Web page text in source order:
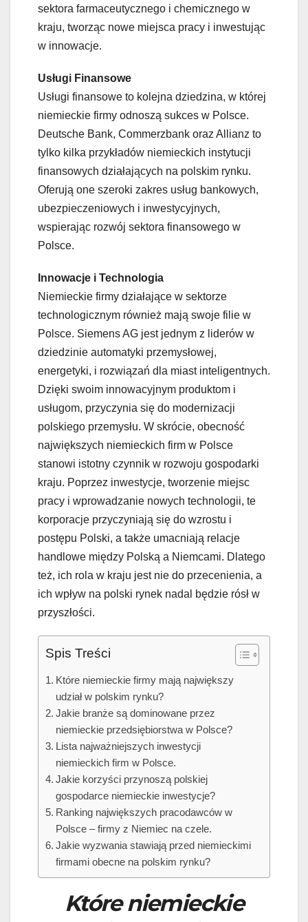
sektora farmaceutycznego i chemicznego w
kraju, tworząc nowe miejsca pracy i inwestując
w innowacje.
Usługi Finansowe
Usługi finansowe to kolejna dziedzina, w której
niemieckie firmy odnoszą sukces w Polsce.
Deutsche Bank, Commerzbank oraz Allianz to
tylko kilka przykładów niemieckich instytucji
finansowych działających na polskim rynku.
Oferują one szeroki zakres usług bankowych,
ubezpieczeniowych i inwestycyjnych,
wspierając rozwój sektora finansowego w
Polsce.
Innowacje i Technologia
Niemieckie firmy działające w sektorze
technologicznym również mają swoje filie w
Polsce. Siemens AG jest jednym z liderów w
dziedzinie automatyki przemysłowej,
energetyki, i rozwiązań dla miast inteligentnych.
Dzięki swoim innowacyjnym produktom i
usługom, przyczynia się do modernizacji
polskiego przemysłu. W skrócie, obecność
największych niemieckich firm w Polsce
stanowi istotny czynnik w rozwoju gospodarki
kraju. Poprzez inwestycje, tworzenie miejsc
pracy i wprowadzanie nowych technologii, te
korporacje przyczyniają się do wzrostu i
postępu Polski, a także umacniają relacje
handlowe między Polską a Niemcami. Dlatego
też, ich rola w kraju jest nie do przecenienia, a
ich wpływ na polski rynek nadal będzie rósł w
przyszłości.
Spis Treści
Które niemieckie firmy mają największy
udział w polskim rynku?
Jakie branże są dominowane przez
niemieckie przedsiębiorstwa w Polsce?
Lista najważniejszych inwestycji
niemieckich firm w Polsce.
Jakie korzyści przynoszą polskiej
gospodarce niemieckie inwestycje?
Ranking największych pracodawców w
Polsce – firmy z Niemiec na czele.
Jakie wyzwania stawiają przed niemieckimi
firmami obecne na polskim rynku?
Które niemieckie